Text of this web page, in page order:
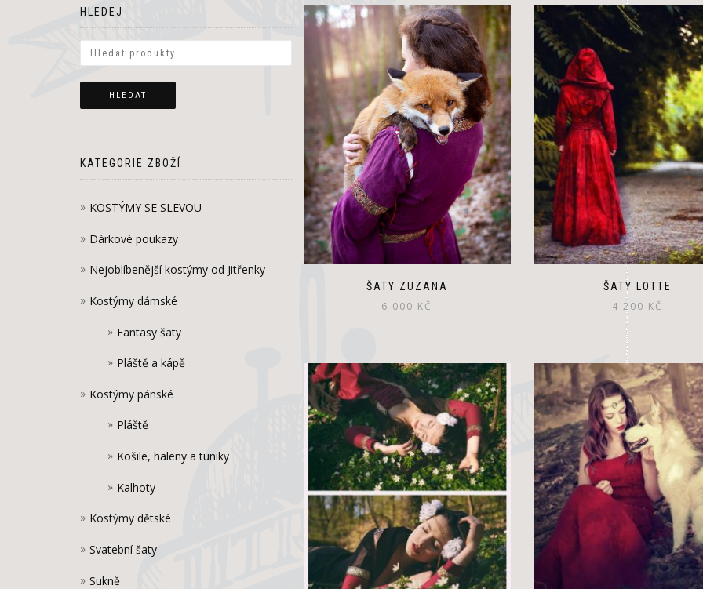
ŠATY ZUZANA
6 000 KČ
ŠATY LOTTE
4 200 KČ
HLEDEJ
HLEDAT
KATEGORIE ZBOŽÍ
KOSTÝMY SE SLEVOU
Dárkové poukazy
Nejoblíbenější kostýmy od Jitřenky
Kostýmy dámské
Fantasy šaty
Pláště a kápě
Kostýmy pánské
Pláště
Košile, haleny a tuniky
Kalhoty
Kostýmy dětské
Svatební šaty
Sukně